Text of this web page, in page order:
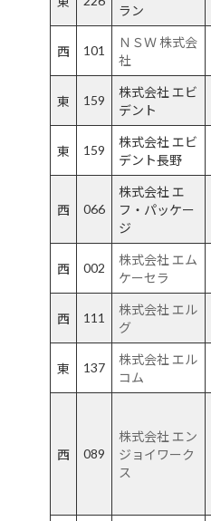
ラン
西 101
ＮＳＷ 株式会
社
東 159
株式会社 エビ
デント
東 159
株式会社 エビ
デント長野
西 066
株式会社 エ
フ・パッケー
ジ
西 002
株式会社 エム
ケーセラ
西 111
株式会社 エル
グ
東 137
株式会社 エル
コム
西 089
株式会社 エン
ジョイワーク
ス